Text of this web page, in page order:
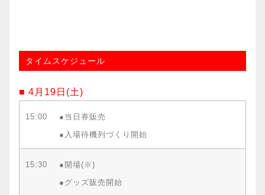
タイムスケジュール
■ 4月19日(土)
15:00
●当日券販売
●入場待機列づくり開始
15:30
●開場(※)
●グッズ販売開始